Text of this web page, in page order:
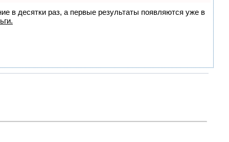
в десятки раз, а первые результаты появляются уже в